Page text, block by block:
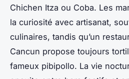
Chichen Itza ou Coba. Les
la curiosité avec artisanat,
culinaires, tandis qu’un
Cancun propose toujours
fameux pibipollo. La vie